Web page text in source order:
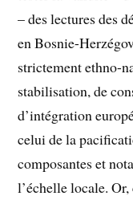
– des lectures des
en Bosnie-
strictement ethno-
stabilisation, de
d’intégration
celui de la
composantes et
l’échelle locale.